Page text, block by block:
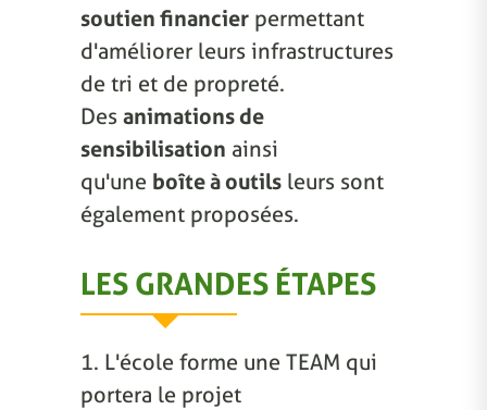
soutien financier permettant
d'améliorer leurs infrastructures
de tri et de propreté.
Des animations de
sensibilisation ainsi
qu'une boîte à outils leurs sont
également proposées.
LES GRANDES ÉTAPES
1. L'école forme une TEAM qui
portera le projet